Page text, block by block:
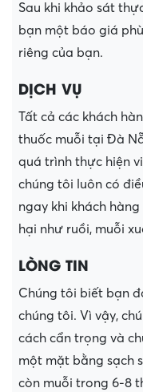
Sau khi khảo sát
bạn một báo giá
riêng của bạn.
DỊCH VỤ
Tất cả các khách
thuốc muỗi tại Đà
quá trình thực hiện
chúng tôi luôn có
ngay khi khách
hại như ruồi, muỗi
LÒNG TIN
Chúng tôi biết bạn
chúng tôi. Vì vậy,
cách cẩn trọng và
một mặt bằng sạch
còn muỗi trong 6-8